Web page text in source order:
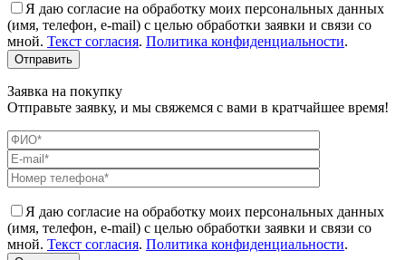
Я даю согласие на обработку моих персональных данных
(имя, телефон, e-mail) с целью обработки заявки и связи со
мной. Текст согласия. Политика конфиденциальности.
Заявка на покупку
Отправьте заявку, и мы свяжемся с вами в кратчайшее время!
Я даю согласие на обработку моих персональных данных
(имя, телефон, e-mail) с целью обработки заявки и связи со
мной. Текст согласия. Политика конфиденциальности.